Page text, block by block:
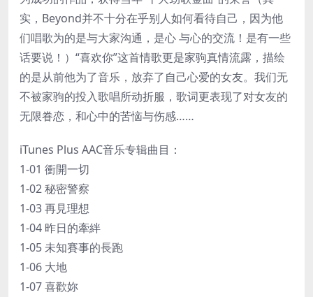
实，Beyond并不十分在乎别人如何看待自己，因为他
们唱歌为的是与大家沟通，是心 与心的交流！是有一些
话要说！）“喜欢你”这首情歌更是家驹真情流露，描绘
的是从前他为了音乐，放弃了自己心爱的女友。我们无
不被家驹的投入歌唱所动折服，歌词更表现了对女友的
无限眷恋，和心中的苦恼与伤感……
iTunes Plus AAC音乐专辑曲目：
1-01 衝開一切
1-02 秘密警察
1-03 再見理想
1-04 昨日的牽絆
1-05 未知賽事的長跑
1-06 大地
1-07 喜歡妳